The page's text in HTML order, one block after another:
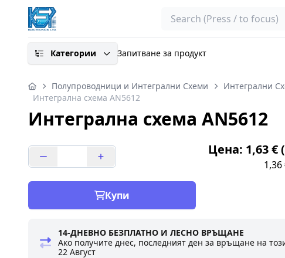
Search
Категории Запитване за продукт
Полупроводници и Интегрални Схеми
Интегрални
Интегрална схема AN5612
Интегрална схема AN5612
Цена: 1,63 €
Купи
14-ДНЕВНО БЕЗПЛАТНО И ЛЕСНО ВРЪЩАНЕ
Ако получите днес, последният ден за връщане на
22 Август